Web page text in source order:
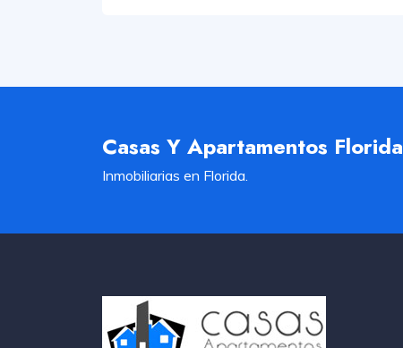
Casas Y Apartamentos Florida
Inmobiliarias en Florida.